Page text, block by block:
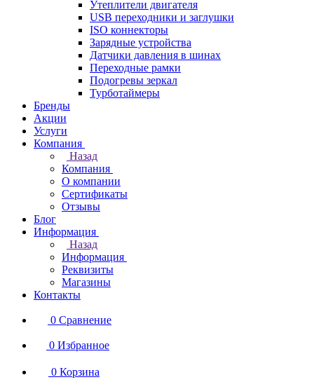
Утеплители двигателя
USB переходники и заглушки
ISO коннекторы
Зарядные устройства
Датчики давления в шинах
Переходные рамки
Подогревы зеркал
Турботаймеры
Бренды
Акции
Услуги
Компания
Назад
Компания
О компании
Сертификаты
Отзывы
Блог
Информация
Назад
Информация
Реквизиты
Магазины
Контакты
0 Сравнение
0 Избранное
0 Корзина